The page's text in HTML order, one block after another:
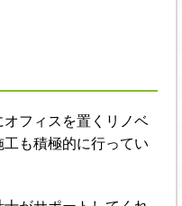
フィスを置くリノベ
も積極的に行ってい